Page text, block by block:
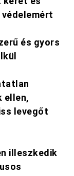
és gyors
ellen,
levegőt
illeszkedik